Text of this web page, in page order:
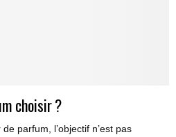
choisir ?
parfum, l’objectif n’est pas